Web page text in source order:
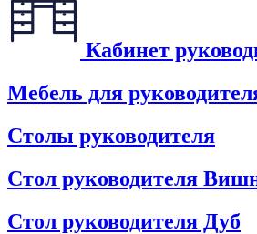
Кабинет
Мебель для
Столы руководителя
Стол руководителя
Стол руководителя Дуб